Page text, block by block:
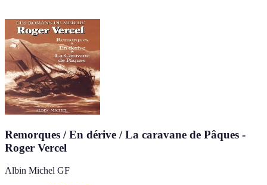
Remorques / En dérive / La caravane de Pâques -
Roger Vercel
Albin Michel GF